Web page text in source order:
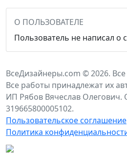
О ПОЛЬЗОВАТЕЛЕ
Пользователь не написал о
ВсеДизайнеры.com © 2026.
Все работы принадлежат их
ИП Рябов Вячеслав
319665800005102.
Пользовательское соглашение
Политика